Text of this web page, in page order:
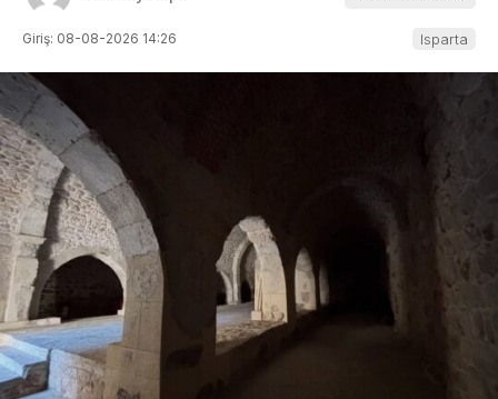
Giriş: 08-08-2026 14:26 Isparta